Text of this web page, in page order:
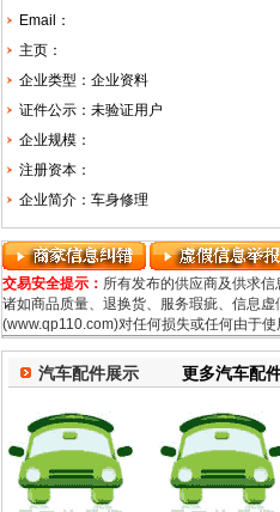
Email：
主页：
企业类型：企业资料
证件公示：未验证用户
企业规模：
注册资本：
企业简介：车身修理
交易安全提示： 所有发布的供应商及供求
诸如商品质量、退换货、服务瑕疵、信息
(www.qp110.com)对任何损失或任何由于
汽车配件展示 更多汽车配